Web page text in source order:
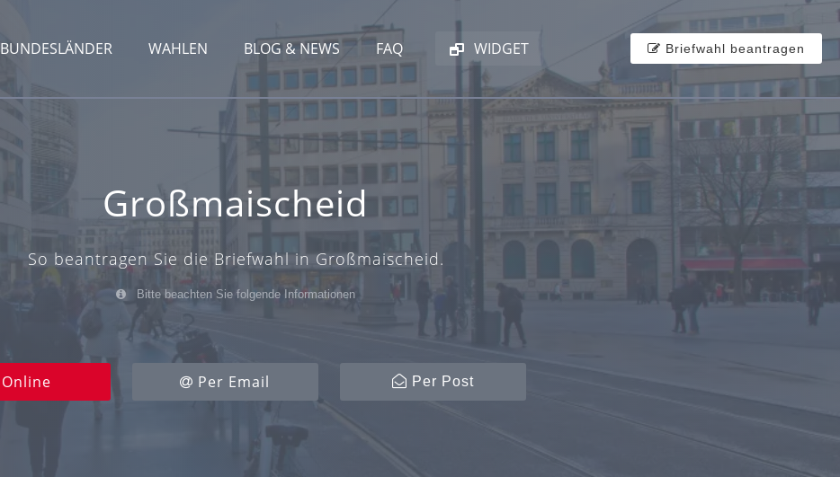
BUNDESLÄNDER WAHLEN BLOG & NEWS FAQ WIDGET Briefwahl beantragen
Großmaischeid
So beantragen Sie die Briefwahl in Großmaischeid.
Bitte beachten Sie folgende Informationen
Online Per Email Per Post